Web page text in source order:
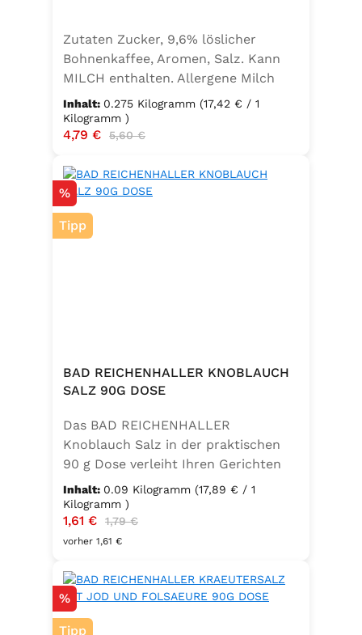
Zutaten Zucker, 9,6% löslicher
Bohnenkaffee, Aromen, Salz. Kann
MILCH enthalten. Allergene Milch
und daraus gewonnene Erzeugnisse
Inhalt: 0.275 Kilogramm (17,42 € / 1
Kilogramm )
Verkaufspreis:
4,79 € Regulärer Preis:
5,60 €
Rabatt
%
Tipp
BAD REICHENHALLER KNOBLAUCH
SALZ 90G DOSE
Das BAD REICHENHALLER
Knoblauch Salz in der praktischen
90 g Dose verleiht Ihren Gerichten
einen vollmundigen, aromatischen
Knoblauchgeschmack. Hergestellt
ohne Geschmacksverstärker, zu 100
% vegan und glutenfrei – ideal für
zum Würzen von Pasta, Fleisch,
Fisch, Gemüse und mediterranen
Speisen. Zutaten:Siedesalz, 10 %
Inhalt: 0.09 Kilogramm (17,89 € / 1
Kilogramm )
Verkaufspreis:
1,61 € Regulärer Preis:
1,79 €
vorher 1,61 €
Rabatt
%
Tipp